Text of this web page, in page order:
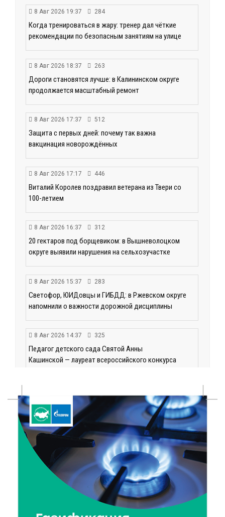
8 Авг 2026 19:37 284
Когда тренироваться в жару: тренер дал чёткие
рекомендации по безопасным занятиям на улице
8 Авг 2026 18:37 263
Дороги становятся лучше: в Калининском округе
продолжается масштабный ремонт
8 Авг 2026 17:37 512
Защита с первых дней: почему так важна
вакцинация новорождённых
8 Авг 2026 17:17 446
Виталий Королев поздравил ветерана из Твери со
100-летием
8 Авг 2026 16:37 312
20 гектаров под борщевиком: в Вышневолоцком
округе выявили нарушения на сельхозучастке
8 Авг 2026 15:37 283
Светофор, ЮИДовцы и ГИБДД: в Ржевском округе
напомнили о важности дорожной дисциплины
8 Авг 2026 14:37 325
Педагог детского сада Святой Анны
Кашинской — лауреат всероссийского конкурса
Тверские экологи сняли на видео медвежий обед
8 Авг 2026 14:14 409
Виталий Королев запустил веловолну на Волге в
Калязине
8 Авг 2026 13:37 639
Чем удивит X Международный фестиваль «Калитка»